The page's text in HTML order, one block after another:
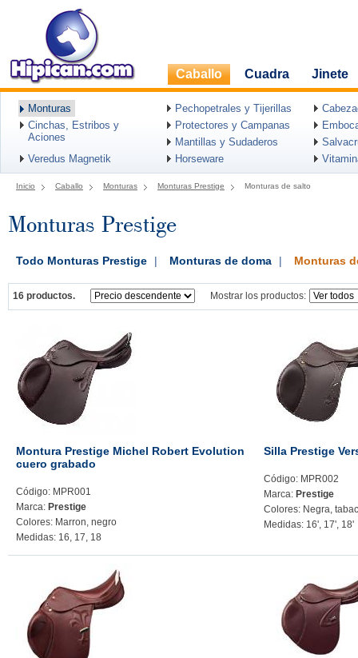
Caballo Cuadra Jinete
Monturas Pechopetrales y Tijerillas
Cinchas, Estribos y
Aciones
Protectores y Campanas
Mantillas y Sudaderos
Veredus Magnetik
Horseware
Inicio Caballo Monturas Monturas Prestige Monturas de salto
Monturas Prestige
Todo Monturas Prestige | Monturas de doma | Monturas
16 productos. Mostrar los productos:
Montura Prestige Michel Robert Evolution
cuero grabado
Código: MPR001
Marca: Prestige
Colores: Marron, negro
Medidas: 16, 17, 18
Silla Prestige
Código: MPR002
Marca: Prestige
Colores: Negra,
Medidas: 16', 17', 18'